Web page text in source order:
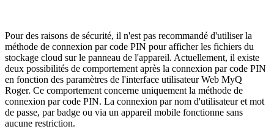
Pour des raisons de sécurité, il n'est pas recommandé d'utiliser la
méthode de connexion par code PIN pour afficher les fichiers du
stockage cloud sur le panneau de l'appareil. Actuellement, il existe
deux possibilités de comportement après la connexion par code PIN
en fonction des paramètres de l'interface utilisateur Web MyQ
Roger. Ce comportement concerne uniquement la méthode de
connexion par code PIN. La connexion par nom d'utilisateur et mot
de passe, par badge ou via un appareil mobile fonctionne sans
aucune restriction.